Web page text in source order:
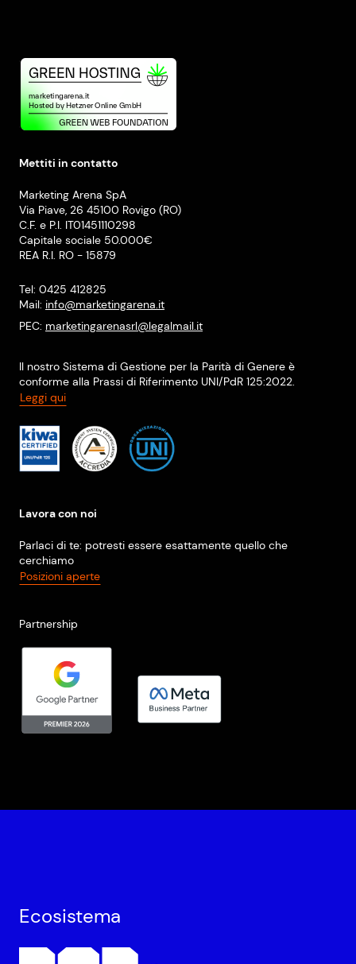
Mettiti in contatto
Marketing Arena SpA
Via Piave, 26 45100 Rovigo (RO)
C.F. e P.I. IT01451110298
Capitale sociale 50.000€
REA R.I. RO - 15879
Tel: 0425 412825
Mail: info@marketingarena.it
PEC: marketingarenasrl@legalmail.it
Il nostro Sistema di Gestione per la Parità di Genere è
conforme alla Prassi di Riferimento UNI/PdR 125:2022.
Leggi qui
Lavora con noi
Parlaci di te: potresti essere esattamente quello che
cerchiamo
Posizioni aperte
Partnership
Ecosistema